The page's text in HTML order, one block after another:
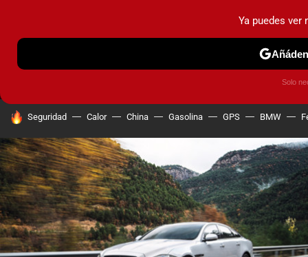
MENÚ NUEVO
F1
HOY SE HABLA DE
Seguridad Calor China Gasolina GPS BMW
Ya puedes ver
Solo